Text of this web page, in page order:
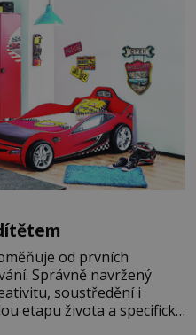
od prvních
Správně navržený
soustředění i
etapu života a specifické